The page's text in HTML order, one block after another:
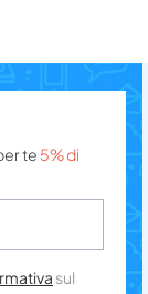
te 5% di
sul